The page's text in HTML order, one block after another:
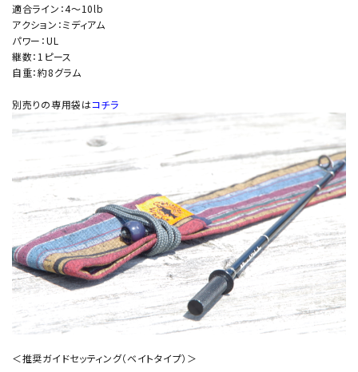
適合ライン：4～10lb
アクション：ミディアム
パワー：UL
継数：1ピース
自重：約8グラム
別売りの専用袋はコチラ
＜推奨ガイドセッティング（ベイトタイプ）＞